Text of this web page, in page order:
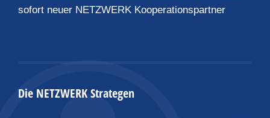
sofort neuer NETZWERK Kooperationspartner
Die NETZWERK Strategen